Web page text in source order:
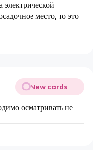
место, то это
New cards
осматривать не